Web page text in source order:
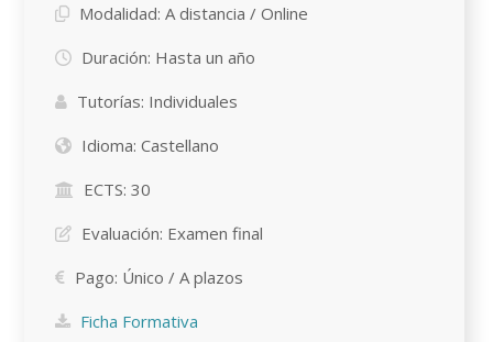
Modalidad: A distancia / Online
Duración: Hasta un año
Tutorías: Individuales
Idioma: Castellano
ECTS: 30
Evaluación: Examen final
Pago: Único / A plazos
Ficha Formativa